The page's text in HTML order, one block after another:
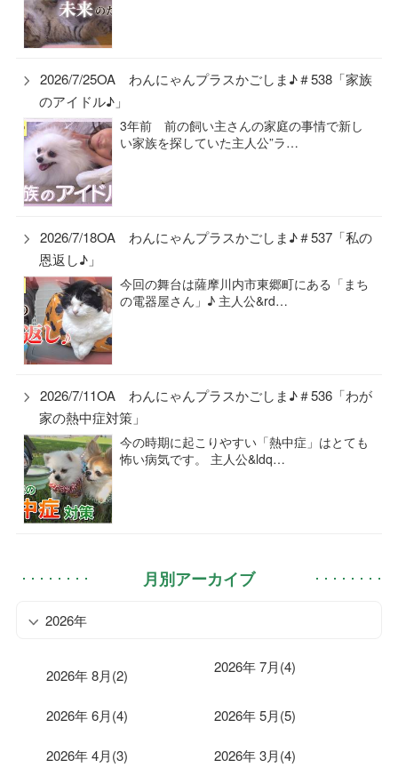
2026/7/25OA わんにゃんプラスかごしま♪＃538「家族
のアイドル♪」
3年前 前の飼い主さんの家庭の事情で新し
い家族を探していた主人公”ラ…
2026/7/18OA わんにゃんプラスかごしま♪＃537「私の
恩返し♪」
今回の舞台は薩摩川内市東郷町にある「まち
の電器屋さん」♪ 主人公&rd…
2026/7/11OA わんにゃんプラスかごしま♪＃536「わが
家の熱中症対策」
今の時期に起こりやすい「熱中症」はとても
怖い病気です。 主人公&ldq…
月別アーカイブ
2026年
2026年 8月(2) 2026年 7月(4)
2026年 6月(4) 2026年 5月(5)
2026年 4月(3) 2026年 3月(4)